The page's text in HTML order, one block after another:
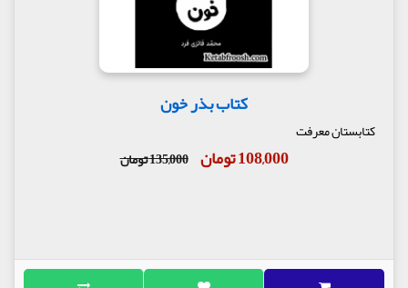
کتاب بذر خون
کتابستان معرفت
108,000 تومان 135,000 تومان